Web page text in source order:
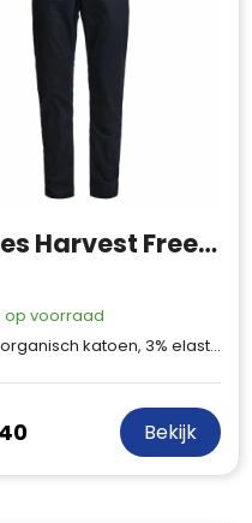
James Harvest Freehold Broek Heren
op voorraad
katoen, 3% elastaan
Bekijk